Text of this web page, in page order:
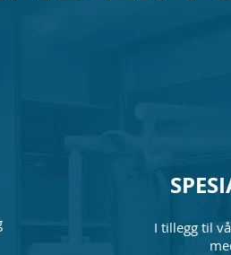
I tillegg til